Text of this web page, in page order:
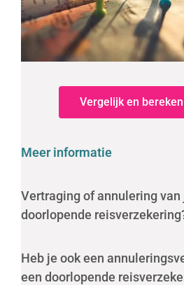
Vergelijk en
Meer informatie
Vertraging of annulering
doorlopende
Heb je ook een
een doorlopende